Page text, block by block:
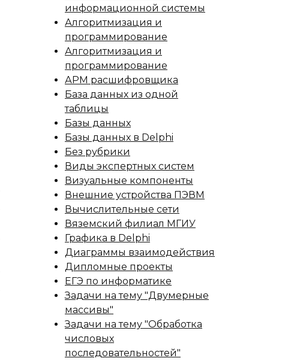
информационной системы
Алгоритмизация и
программирование
Алгоритмизация и
программирование
АРМ расшифровщика
База данных из одной
таблицы
Базы данных
Базы данных в Delphi
Без рубрики
Виды экспертных систем
Визуальные компоненты
Внешние устройства ПЭВМ
Вычислительные сети
Вяземский филиал МГИУ
Графика в Delphi
Диаграммы взаимодействия
Дипломные проекты
ЕГЭ по информатике
Задачи на тему "Двумерные
массивы"
Задачи на тему "Обработка
числовых
последовательностей"